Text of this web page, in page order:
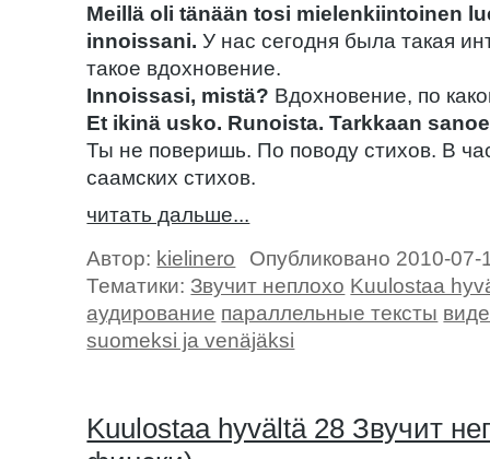
Meillä oli tänään tosi mielenkiintoinen
innoissani. У нас сегодня была такая
такое вдохновение.
Innoissasi, mistä? Вдохновение, по
Et ikinä usko. Runoista. Tarkkaan
Ты не поверишь. По поводу стихов. В
саамских стихов.
читать дальше...
Автор: kielinero
Опубликовано 2010-07-
Тематики: Звучит неплохо Kuulostaa
аудирование параллельные тексты
suomeksi ja venäjäksi
Kuulostaa hyvältä 28 Звучит